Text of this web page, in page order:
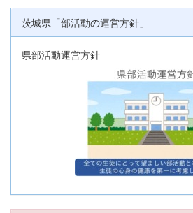
茨城県「部活動の運営方針」
県部活動運営方針